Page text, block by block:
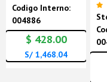
Codigo Interno:
004886
$ 428.00
S/ 1,468.04